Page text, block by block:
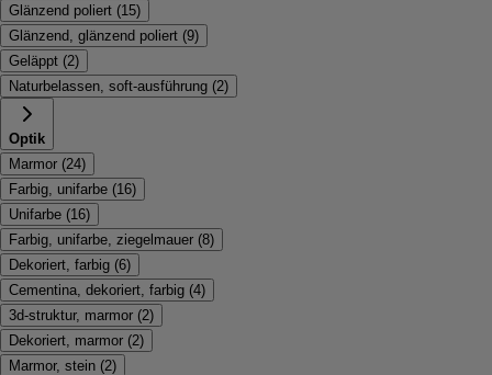
Glänzend poliert (15)
Glänzend, glänzend poliert (9)
Geläppt (2)
Naturbelassen, soft-ausführung (2)
Optik
Marmor (24)
Farbig, unifarbe (16)
Unifarbe (16)
Farbig, unifarbe, ziegelmauer (8)
Dekoriert, farbig (6)
Cementina, dekoriert, farbig (4)
3d-struktur, marmor (2)
Dekoriert, marmor (2)
Marmor, stein (2)